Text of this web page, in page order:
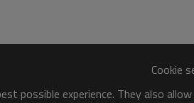
Cookie
possible experience. They also